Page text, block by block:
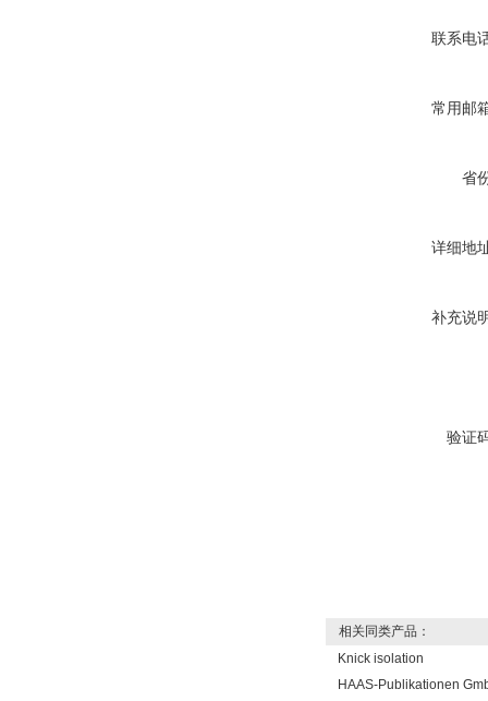
联系电
常用邮
省
详细地
补充说
验证
相关同类产品：
Knick isolation
HAAS-Publikationen